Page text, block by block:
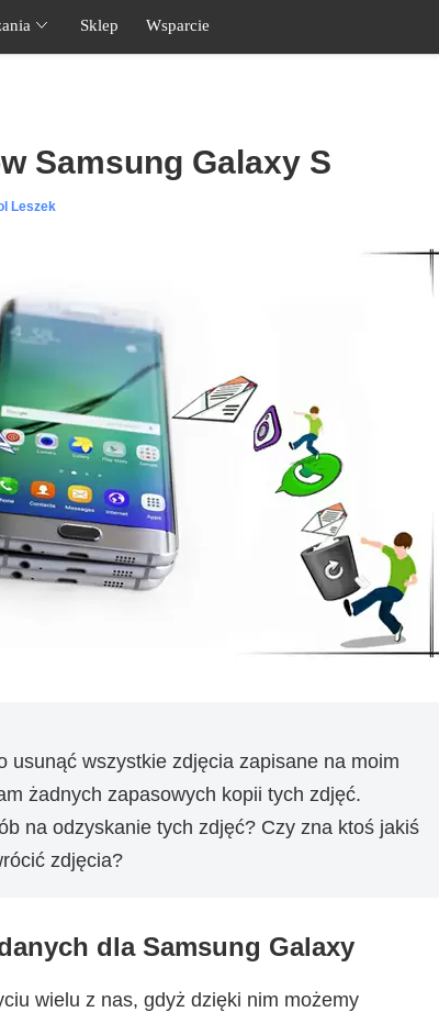
Sklep Wsparcie
Samsung Galaxy S
Leszek
usunąć wszystkie zdjęcia zapisane na moim
żadnych zapasowych kopii tych zdjęć.
na odzyskanie tych zdjęć? Czy zna ktoś jakiś
zdjęcia?
dla Samsung Galaxy
wielu z nas, gdyż dzięki nim możemy